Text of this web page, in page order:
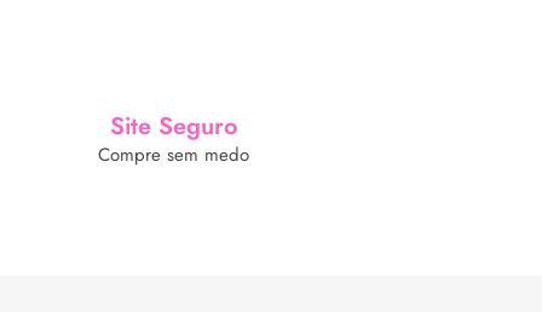
Site Seguro
Compre sem medo